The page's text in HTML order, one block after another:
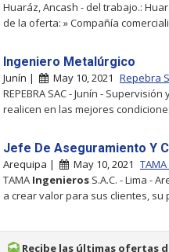
Huaráz, Ancash - del trabajo.:
de la oferta: » Compañía
Ingeniero Metalúrgico
Junín | May 10, 2021 Repebra
REPEBRA SAC - Junín - Supervisión
realicen en las mejores
Jefe De Aseguramiento Y
Arequipa | May 10, 2021
TAMA Ingenieros S.A.C. - Lima -
a crear valor para sus clientes,
Recibe las últimas ofertas